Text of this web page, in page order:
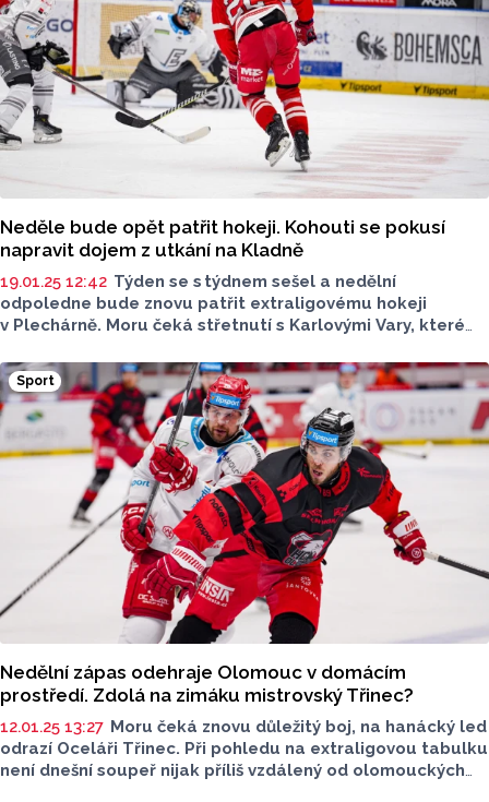
Neděle bude opět patřit hokeji. Kohouti se pokusí
napravit dojem z utkání na Kladně
19.01.25 12:42 Týden se s týdnem sešel a nedělní
odpoledne bude znovu patřit extraligovému hokeji
v Plechárně. Moru čeká střetnutí s Karlovými Vary, které
Olomouc se bude snažit zlepšit si reputaci po páteční
porážce na Kladně, kde dostali Hanáci sedm gólů. Zápas
proti nejvzdálenějšímu soupeři začne v 17 hodin.
Sport
Nedělní zápas odehraje Olomouc v domácím
prostředí. Zdolá na zimáku mistrovský Třinec?
12.01.25 13:27 Moru čeká znovu důležitý boj, na hanácký led
odrazí Oceláři Třinec. Při pohledu na extraligovou tabulku
není dnešní soupeř nijak příliš vzdálený od olomouckých